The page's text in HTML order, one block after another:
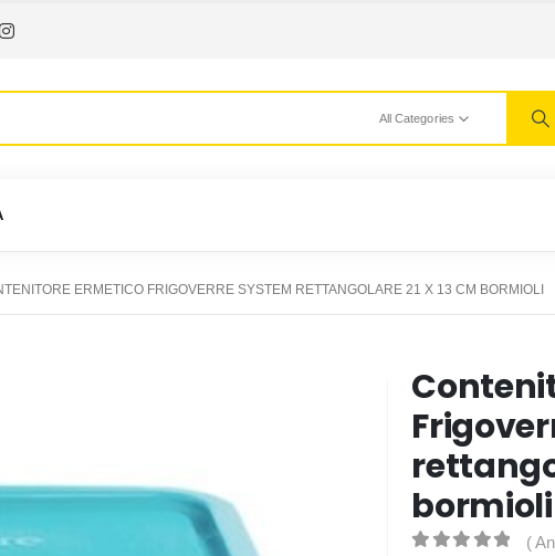
All Categories
ERMETICO FRIGOVERRE SYSTEM RETTANGOLARE 21 X 13 CM BORMIOLI
bormioli
(